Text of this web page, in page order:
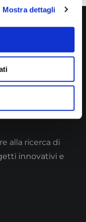
Mostra dettagli
alla ricerca di
innovativi e